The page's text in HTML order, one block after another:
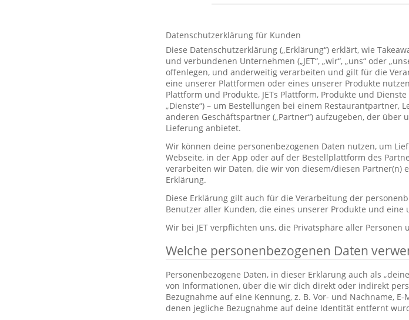
Datenschutzerklärung für Kunden
Diese Datenschutzerklärung („Erklärung“) erklärt, wie
und verbundenen Unternehmen („JET“, „wir“, „uns“ oder
offenlegen, und anderweitig verarbeiten und gilt für die
eine unserer Plattformen oder eines unserer Produkte
Plattform und Produkte, JETs Plattform, Produkte und
„Dienste“) – um Bestellungen bei einem Restaurantpartner,
anderen Geschäftspartner („Partner“) aufzugeben, der
Lieferung anbietet.
Wir können deine personenbezogenen Daten nutzen, um
Webseite, in der App oder auf der Bestellplattform des
verarbeiten wir Daten, die wir von diesem/diesen
Erklärung.
Diese Erklärung gilt auch für die Verarbeitung der
Benutzer aller Kunden, die eines unserer Produkte und eine
Wir bei JET verpflichten uns, die Privatsphäre aller Personen
Welche personenbezogenen Daten
Personenbezogene Daten, in dieser Erklärung auch als
von Informationen, über die wir dich direkt oder indirekt
Bezugnahme auf eine Kennung, z. B. Vor- und Nachname,
denen jegliche Bezugnahme auf deine Identität entfernt